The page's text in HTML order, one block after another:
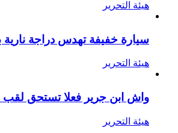
هيئة التحرير
سيارة خفيفة تهدس دراجة
هيئة التحرير
واش ابن جرير فعلا تستحق
هيئة التحرير